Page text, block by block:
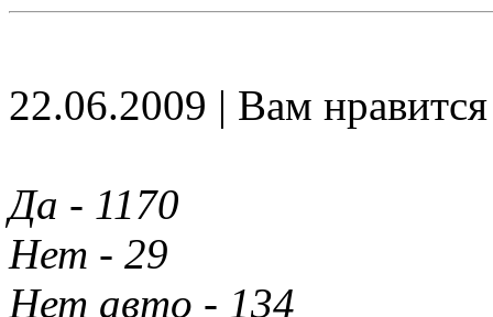
22.06.2009 | Вам
Да - 1170
Нет - 29
Нет авто - 134